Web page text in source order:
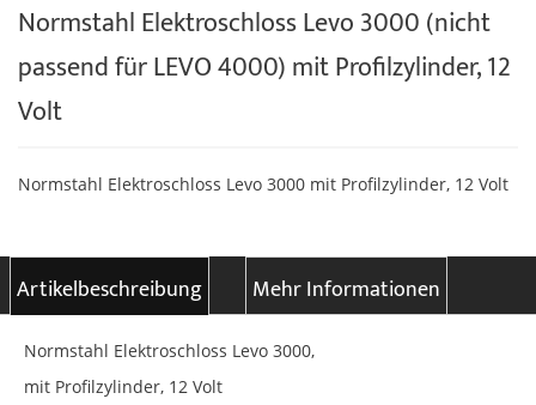
Normstahl Elektroschloss Levo 3000 (nicht
passend für LEVO 4000) mit Profilzylinder, 12
Volt
Normstahl Elektroschloss Levo 3000 mit Profilzylinder, 12 Volt
Artikelbeschreibung Mehr Informationen
Normstahl Elektroschloss Levo 3000,
mit Profilzylinder, 12 Volt